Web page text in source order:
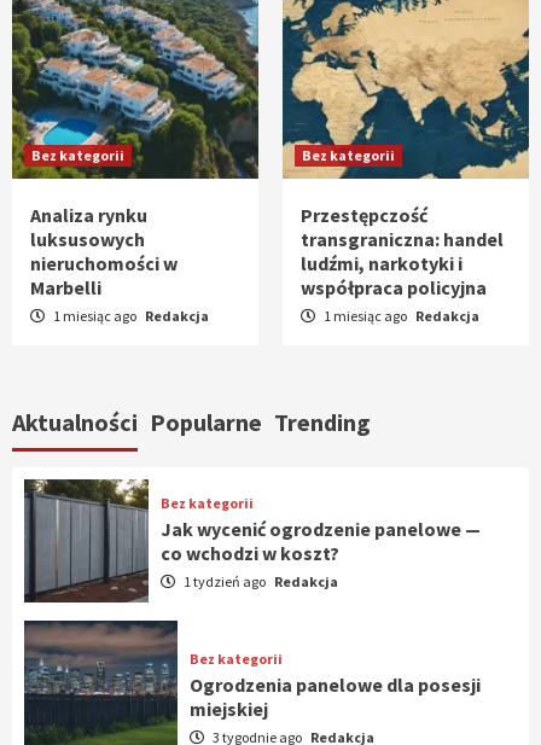
Bez kategorii
Analiza rynku
luksusowych
nieruchomości w
Marbelli
1 miesiąc ago Redakcja
Bez kategorii
Przestępczość
transgraniczna: handel
ludźmi, narkotyki i
współpraca policyjna
1 miesiąc ago Redakcja
Aktualności Popularne Trending
Bez kategorii
Jak wycenić ogrodzenie panelowe —
co wchodzi w koszt?
1 tydzień ago Redakcja
Bez kategorii
Ogrodzenia panelowe dla posesji
miejskiej
3 tygodnie ago Redakcja